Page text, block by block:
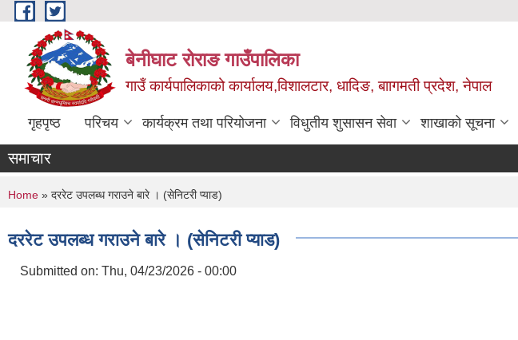
Skip to main content
बेनीघाट रोराङ गाउँपालिका
गाउँ कार्यपालिकाको कार्यालय,विशालटार, धादिङ, बाागमती प्रदेश, नेपाल
गृहपृष्ठ परिचय कार्यक्रम तथा परियोजना विधुतीय शुसासन सेवा शाखाको सूचना
समाचार
You are here
Home » दररेट उपलब्ध गराउने बारे । (सेनिटरी प्याड)
दररेट उपलब्ध गराउने बारे । (सेनिटरी प्याड)
Submitted on: Thu, 04/23/2026 - 00:00